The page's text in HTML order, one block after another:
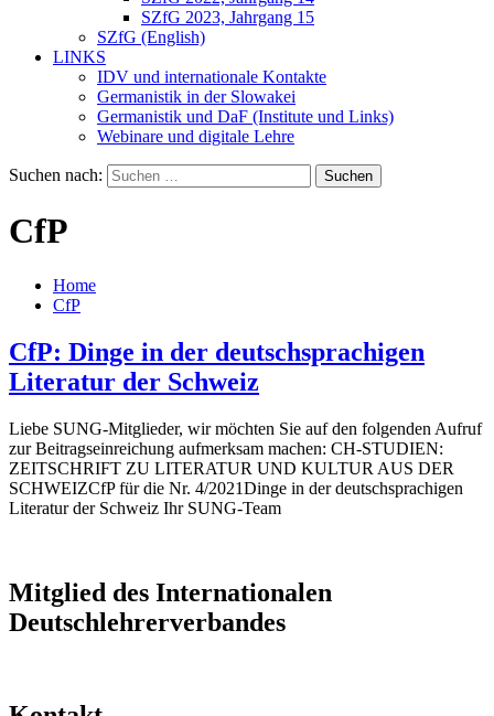
SZfG 2023, Jahrgang 15
SZfG (English)
LINKS
IDV und internationale Kontakte
Germanistik in der Slowakei
Germanistik und DaF (Institute und Links)
Webinare und digitale Lehre
Suchen nach:
CfP
Home
CfP
CfP: Dinge in der deutschsprachigen
Literatur der Schweiz
Liebe SUNG-Mitglieder, wir möchten Sie auf den folgenden Aufruf
zur Beitragseinreichung aufmerksam machen: CH-STUDIEN:
ZEITSCHRIFT ZU LITERATUR UND KULTUR AUS DER
SCHWEIZCfP für die Nr. 4/2021Dinge in der deutschsprachigen
Literatur der Schweiz Ihr SUNG-Team
Mitglied des Internationalen
Deutschlehrerverbandes